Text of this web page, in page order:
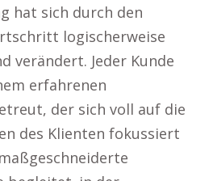
hat sich durch den
logischerweise
verändert. Jeder Kunde
erfahrenen
der sich voll auf die
des Klienten fokussiert